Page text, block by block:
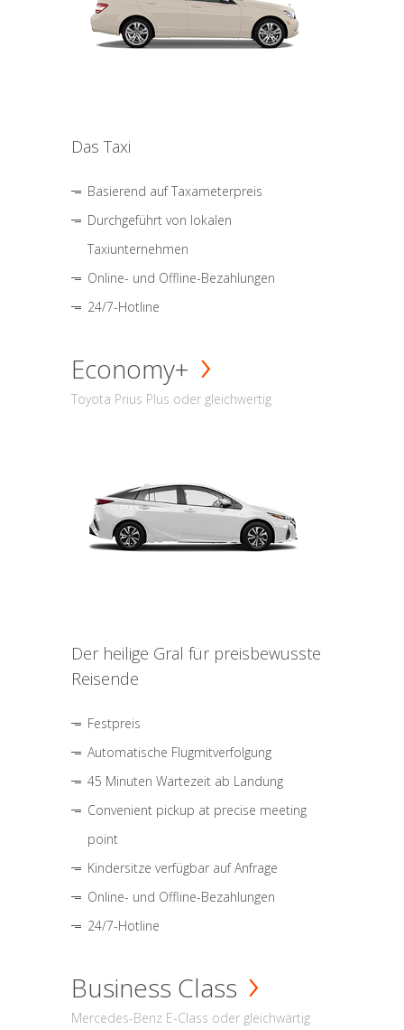
Das Taxi
Basierend auf Taxameterpreis
Durchgeführt von lokalen
Taxiunternehmen
Online- und Offline-Bezahlungen
24/7-Hotline
Economy+
Toyota Prius Plus oder gleichwertig
Der heilige Gral für preisbewusste
Reisende
Festpreis
Automatische Flugmitverfolgung
45 Minuten Wartezeit ab Landung
Convenient pickup at precise meeting
point
Kindersitze verfügbar auf Anfrage
Online- und Offline-Bezahlungen
24/7-Hotline
Business Class
Mercedes-Benz E-Class oder gleichwärtig